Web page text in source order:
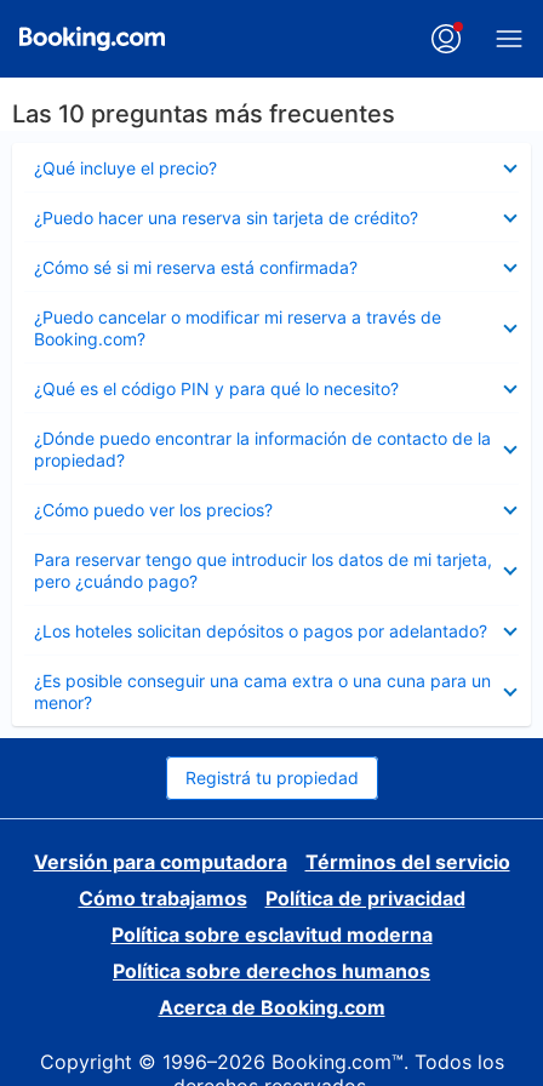
Las 10 preguntas más frecuentes
¿Qué incluye el precio?
cerrado
¿Puedo hacer una reserva sin tarjeta de crédito?
cerrado
¿Cómo sé si mi reserva está confirmada?
cerrado
¿Puedo cancelar o modificar mi reserva a través de
Booking.com?
cerrado
¿Qué es el código PIN y para qué lo necesito?
cerrado
¿Dónde puedo encontrar la información de contacto de la
propiedad?
cerrado
¿Cómo puedo ver los precios?
cerrado
Para reservar tengo que introducir los datos de mi tarjeta,
pero ¿cuándo pago?
cerrado
¿Los hoteles solicitan depósitos o pagos por adelantado?
cerrado
¿Es posible conseguir una cama extra o una cuna para un
menor?
cerrado
Registrá tu propiedad
Versión para computadora
Términos del servicio
Cómo trabajamos
Política de privacidad
Política sobre esclavitud moderna
Política sobre derechos humanos
Acerca de Booking.com
Copyright © 1996–2026 Booking.com™. Todos los